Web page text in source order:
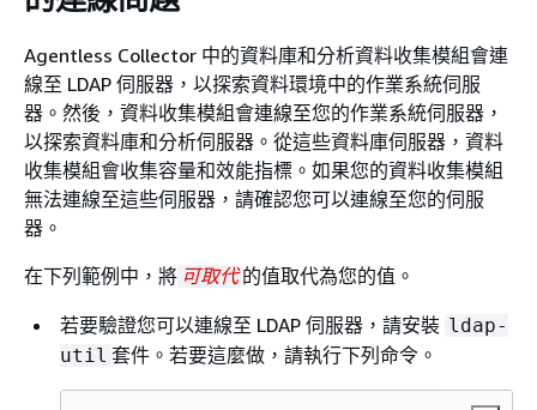
Agentless Collector 中的資料庫和分析資料收集模組會連
線至 LDAP 伺服器，以探索資料環境中的作業系統伺服
器。然後，資料收集模組會連線至您的作業系統伺服器，
以探索資料庫和分析伺服器。從這些資料庫伺服器，資料
收集模組會收集容量和效能指標。如果您的資料收集模組
無法連線至這些伺服器，請確認您可以連線至您的伺服
器。
在下列範例中，將 可取代 的值取代為您的值。
若要驗證您可以連線至 LDAP 伺服器，請安裝 ldap-
util 套件。若要這麼做，請執行下列命令。